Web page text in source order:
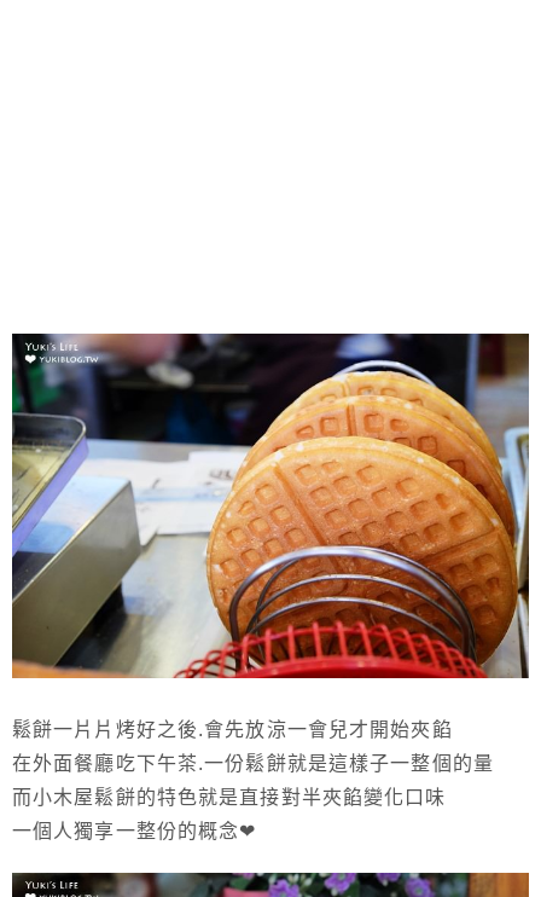
鬆餅一片片烤好之後.會先放涼一會兒才開始夾餡
在外面餐廳吃下午茶.一份鬆餅就是這樣子一整個的量
而小木屋鬆餅的特色就是直接對半夾餡變化口味
一個人獨享一整份的概念❤